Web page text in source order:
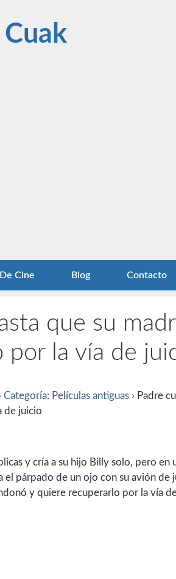
Cine Blog Contacto
que su
por la vía de
Categoría: Películas antiguas › Padre
de juicio
y cría a su hijo Billy solo, pero en
el párpado de un ojo con su avión de
y quiere recuperarlo por la vía